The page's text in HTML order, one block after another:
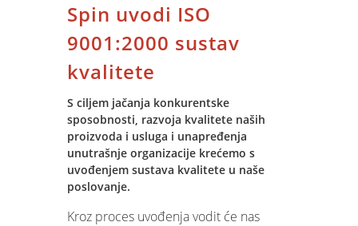
Software ugraditi će se specifični
distributivni model tvrtke DELFIN, kako
bi u potpunosti podržali poslovni
modle klijenta.
Spin uvodi ISO
9001:2000 sustav
kvalitete
S ciljem jačanja konkurentske
sposobnosti, razvoja kvalitete naših
proizvoda i usluga i unapređenja
unutrašnje organizacije krećemo s
uvođenjem sustava kvalitete u naše
poslovanje.
Kroz proces uvođenja vodit će nas